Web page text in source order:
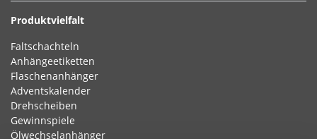
Produktvielfalt
Faltschachteln
Anhängeetiketten
Flaschenanhänger
Adventskalender
Drehscheiben
Gewinnspiele
Ölwechselanhänger